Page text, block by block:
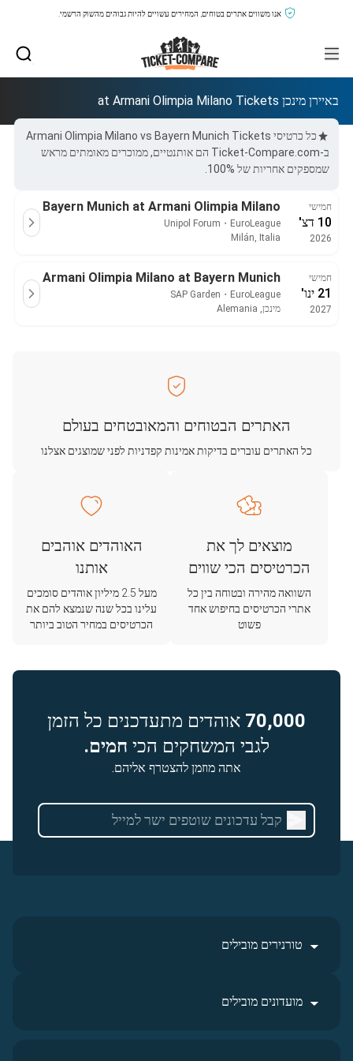
אנו משווים אתרים בטוחים, המחירים עשויים להיות גבוהים מהשוק הרשמי.
באיירן מינכן at Armani Olimpia Milano Tickets
כל כרטיסי Armani Olimpia Milano vs Bayern Munich Tickets
ב-Ticket-Compare.com הם אותנטיים, ממוכרים מאומתים מראש
שמספקים אחריות של 100%.
חמישי
10 דצ'
2026
Bayern Munich at Armani Olimpia Milano
EuroLeague
・
Unipol Forum
Milán, Italia
חמישי
21 ינו'
2027
Armani Olimpia Milano at Bayern Munich
EuroLeague
・
SAP Garden
מינכן, Alemania
האתרים הבטוחים והמאובטחים בעולם
כל האתרים עוברים בדיקות אמינות קפדניות לפני שמוצגים אצלנו
מוצאים לך את
הכרטיסים הכי שווים
השוואה מהירה ובטוחה בין כל
אתרי הכרטיסים בחיפוש אחד
פשוט
האוהדים אוהבים
אותנו
מעל 2.5 מיליון אוהדים סומכים
עלינו בכל שנה שנמצא להם את
הכרטיסים במחיר הטוב ביותר
70,000 אוהדים מתעדכנים כל הזמן
לגבי המשחקים הכי חמים.
אתה מוזמן להצטרף אליהם.
טורנירים מובילים
מועדונים מובילים